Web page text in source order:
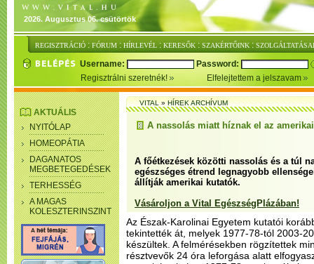
2026. Augusztus 06. csütörtök
REGISZTRÁCIÓ : FÓRUM : HÍRLEVÉL : KERESŐK : SZAKÉRTŐINK :
Username:
Password:
Regisztrálni szeretnék!
Elfelejtettem a jelszavam
AKTUÁLIS
NYITÓLAP
HOMEOPÁTIA
DAGANATOS
MEGBETEGEDÉSEK
TERHESSÉG
A MAGAS
KOLESZTERINSZINT
VITAL»HÍREK ARCHÍVUM
A nassolás miatt híznak el az
A főétkezések közötti nassolás és a túl
egészséges étrend legnagyobb
állítják amerikai kutatók.
Vásároljon a Vital EgészségPlázában!
Az Észak-Karolinai Egyetem kutatói
tekintették át, melyek 1977-78-tól 2003-
készültek. A felmérésekben rögzítettek
résztvevők 24 óra leforgása alatt